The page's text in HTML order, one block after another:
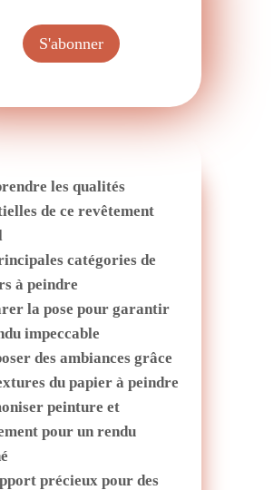
S'abonner
les qualités
de ce revêtement
catégories de
à peindre
la pose pour garantir
impeccable
des ambiances grâce
du papier à peindre
peinture et
pour un rendu
précieux pour des